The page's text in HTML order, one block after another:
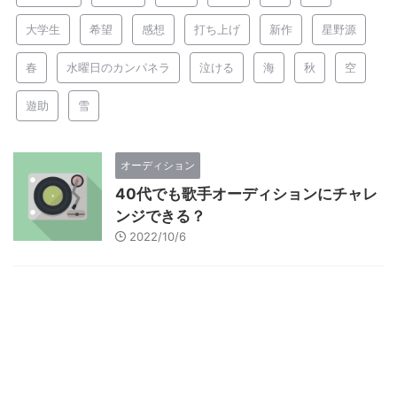
大学生 希望 感想 打ち上げ 新作 星野源
春 水曜日のカンパネラ 泣ける 海 秋 空
遊助 雪
オーディション
40代でも歌手オーディションにチャレ
ンジできる？
2022/10/6